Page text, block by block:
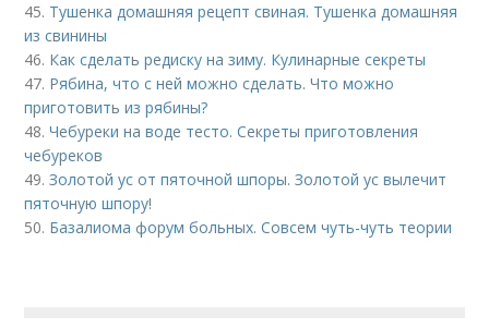
45. Тушенка домашняя рецепт свиная. Тушенка домашняя
из свинины
46. Как сделать редиску на зиму. Кулинарные секреты
47. Рябина, что с ней можно сделать. Что можно
приготовить из рябины?
48.Чебуреки на воде тесто. Секреты приготовления
чебуреков
49.Золотой ус от пяточной шпоры. Золотой ус вылечит
пяточную шпору!
50. Базалиома форум больных. Совсем чуть-чуть теории